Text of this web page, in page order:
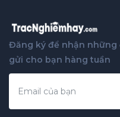
Đăng ký để nhận
gửi cho bạn hàng tuần